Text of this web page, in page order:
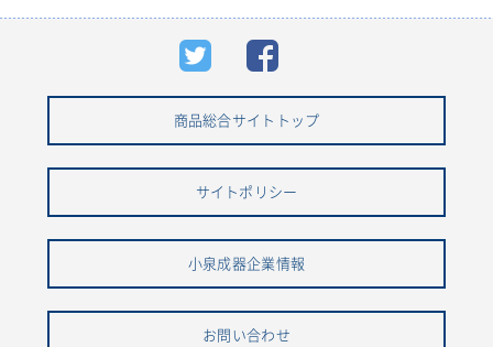
商品総合サイトトップ
サイトポリシー
小泉成器企業情報
お問い合わせ